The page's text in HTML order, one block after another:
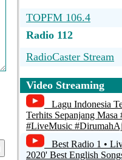
TOPFM 106.4
Radio 112
RadioCaster Stream
wunschradio.fm
Radio Hyrule
Top Kids Station
Radio Arabella Live
Video Streaming
Lagu Indonesia
Terhits Sepanjang Masa
#LiveMusic
Best Radio 1 •
2020' Best English